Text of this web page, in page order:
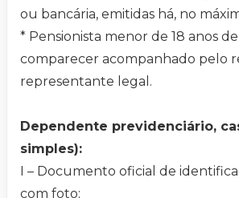
ou bancária, emitidas há, no
* Pensionista menor de 18 anos
comparecer acompanhado pelo
representante legal.
Dependente previdenciário,
simples):
I – Documento oficial de
com foto;